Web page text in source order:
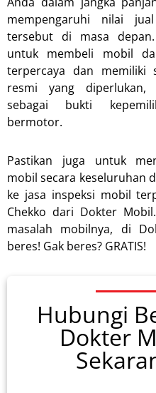
mempengaruhi nilai
tersebut di masa
untuk membeli mobil
terpercaya dan memiliki
resmi yang diperlukan,
sebagai bukti
bermotor.
Pastikan juga untuk
mobil secara keseluruhan
ke jasa inspeksi mobil
Chekko dari Dokter
masalah mobilnya, di
beres! Gak beres? GRATIS!
Hubungi
Dokter